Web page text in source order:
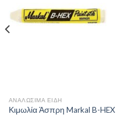
στην λίστα
επιθυμιών
ΑΝΑΛΏΣΙΜΑ ΕΊΔΗ
Κιμωλία Άσπρη Markal B-HEX